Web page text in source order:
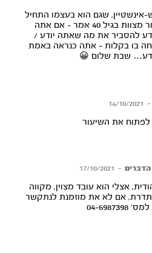
אינשטיין, שגם הוא בעצמו התחיל
לשמור מצוות בגיל 40 אמר – אם אתה
להסביר את מה שאתה יודע /
בו בקלות – אתה כנראה באמת
שבת שלום 😀
–
14/10/2021
את השיעור
–
17/10/2021
אצלי הוא עובד מצוין, מקווה
אם לא את מוזמנת לנתקשר
04-6987398